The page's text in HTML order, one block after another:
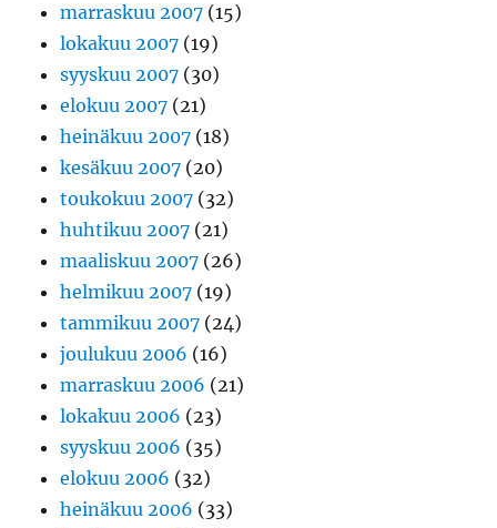
marraskuu 2007 (15)
lokakuu 2007 (19)
syyskuu 2007 (30)
elokuu 2007 (21)
heinäkuu 2007 (18)
kesäkuu 2007 (20)
toukokuu 2007 (32)
huhtikuu 2007 (21)
maaliskuu 2007 (26)
helmikuu 2007 (19)
tammikuu 2007 (24)
joulukuu 2006 (16)
marraskuu 2006 (21)
lokakuu 2006 (23)
syyskuu 2006 (35)
elokuu 2006 (32)
heinäkuu 2006 (33)